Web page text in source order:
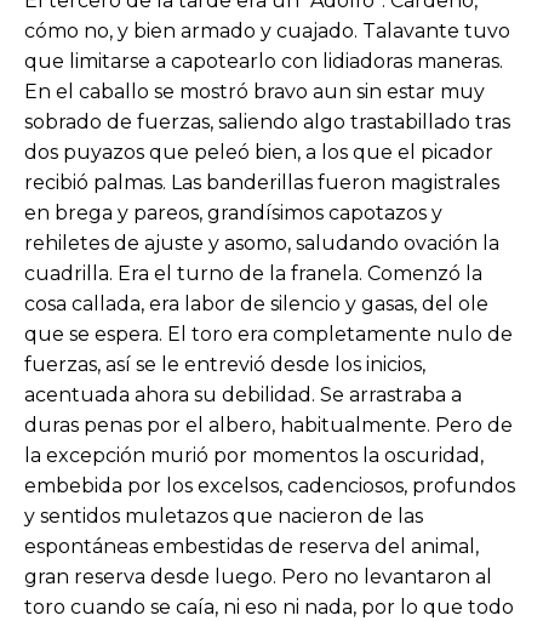
cómo no, y bien armado y cuajado. Talavante tuvo
que limitarse a capotearlo con lidiadoras maneras.
En el caballo se mostró bravo aun sin estar muy
sobrado de fuerzas, saliendo algo trastabillado tras
dos puyazos que peleó bien, a los que el picador
recibió palmas. Las banderillas fueron magistrales
en brega y pareos, grandísimos capotazos y
rehiletes de ajuste y asomo, saludando ovación la
cuadrilla. Era el turno de la franela. Comenzó la
cosa callada, era labor de silencio y gasas, del ole
que se espera. El toro era completamente nulo de
fuerzas, así se le entrevió desde los inicios,
acentuada ahora su debilidad. Se arrastraba a
duras penas por el albero, habitualmente. Pero de
la excepción murió por momentos la oscuridad,
embebida por los excelsos, cadenciosos, profundos
y sentidos muletazos que nacieron de las
espontáneas embestidas de reserva del animal,
gran reserva desde luego. Pero no levantaron al
toro cuando se caía, ni eso ni nada, por lo que todo